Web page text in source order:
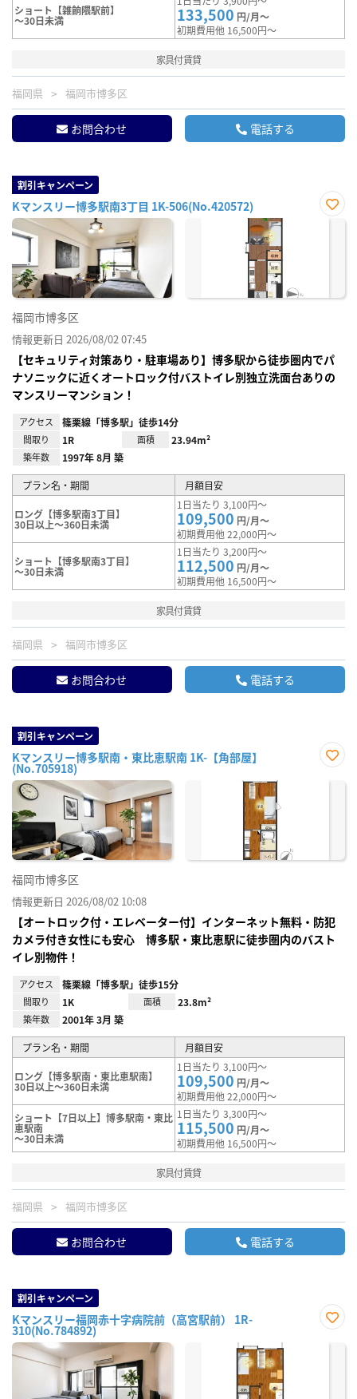
ショート【雑餉隈駅前】
～30日未満 133,500 円/月～
初期費用他 16,500円～
家具付賃貸
福岡県 福岡市博多区
お問合わせ 電話する
割引キャンペーン
Kマンスリー博多駅南3丁目 1K-506(No.420572)
お気
福岡市博多区
情報更新日 2026/08/02 07:45
【セキュリティ対策あり・駐車場あり】博多駅から徒歩圏内でパ
ナソニックに近くオートロック付バストイレ別独立洗面台ありの
マンスリーマンション！
アクセス 篠栗線「博多駅」徒歩14分
間取り 1R 面積 23.94m²
築年数 1997年 8月 築
プラン名・期間 月額目安
ロング【博多駅南3丁目】
30日以上～360日未満
1日当たり 3,100円～
109,500 円/月～
初期費用他 22,000円～
ショート【博多駅南3丁目】
～30日未満
1日当たり 3,200円～
112,500 円/月～
初期費用他 16,500円～
家具付賃貸
福岡県 福岡市博多区
お問合わせ 電話する
割引キャンペーン
Kマンスリー博多駅南・東比恵駅南 1K-【角部屋】
(No.705918)
に入
福岡市博多区
情報更新日 2026/08/02 10:08
【オートロック付・エレベーター付】インターネット無料・防犯
カメラ付き女性にも安心 博多駅・東比恵駅に徒歩圏内のバスト
イレ別物件！
アクセス 篠栗線「博多駅」徒歩15分
間取り 1K 面積 23.8m²
築年数 2001年 3月 築
プラン名・期間 月額目安
ロング【博多駅南・東比恵駅南】
30日以上～360日未満
1日当たり 3,100円～
109,500 円/月～
初期費用他 22,000円～
ショート【7日以上】博多駅南・東比
恵駅南
～30日未満
1日当たり 3,300円～
115,500 円/月～
初期費用他 16,500円～
家具付賃貸
福岡県 福岡市博多区
お問合わせ 電話する
割引キャンペーン
Kマンスリー福岡赤十字病院前（高宮駅前） 1R-
310(No.784892)
に入